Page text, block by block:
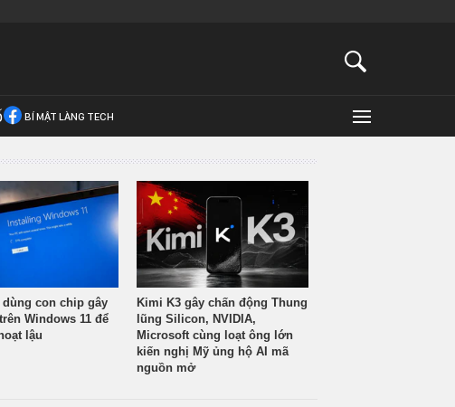
BÍ MẬT LÀNG TECH
dùng con chip gây
Windows 11 để
lậu
Kimi K3 gây chấn động Thung
lũng Silicon, NVIDIA,
Microsoft cùng loạt ông lớn
kiến nghị Mỹ ủng hộ AI mã
nguồn mở